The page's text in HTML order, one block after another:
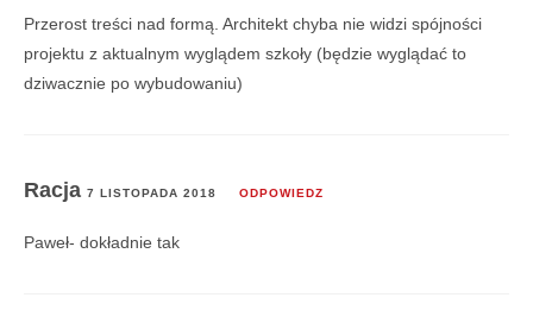
Przerost treści nad formą. Architekt chyba nie widzi spójności
projektu z aktualnym wyglądem szkoły (będzie wyglądać to
dziwacznie po wybudowaniu)
Racja 7 LISTOPADA 2018 ODPOWIEDZ
Paweł- dokładnie tak